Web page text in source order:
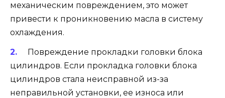
механическим повреждением, это может
привести к проникновению масла в систему
охлаждения.
Повреждение прокладки головки блока
цилиндров. Если прокладка головки блока
цилиндров стала неисправной из-за
неправильной установки, ее износа или